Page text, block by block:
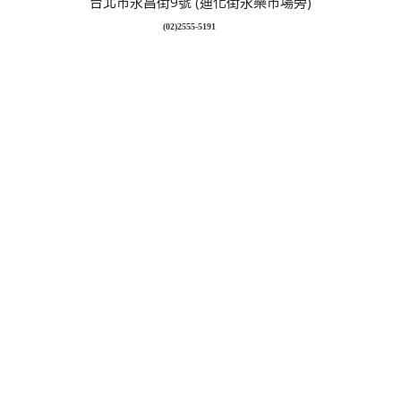
(02)2555-5191